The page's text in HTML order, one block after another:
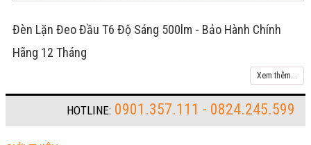
Đèn Lặn Đeo Đầu T6 Độ Sáng 500lm - Bảo Hành Chính
Hãng 12 Tháng
Xem thêm...
HOTLINE: 0901.357.111 - 0824.245.599